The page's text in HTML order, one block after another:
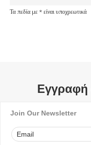
Τα πεδία με * είναι υποχρεωτικά
Join Our Newsletter